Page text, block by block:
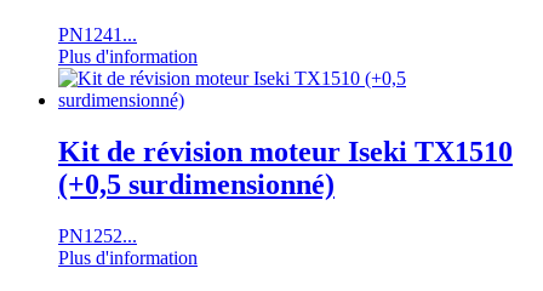
PN1241...
Plus d'information
Kit de révision moteur Iseki TX1510
(+0,5 surdimensionné)
PN1252...
Plus d'information